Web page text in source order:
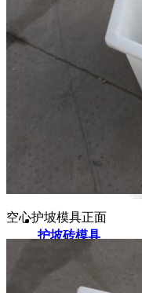
护坡砖模具
防止水土流失
空心护坡模具正面